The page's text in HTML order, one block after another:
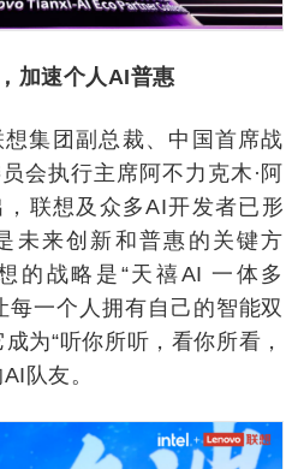
加速个人AI普惠
集团副总裁、中国首席战
会执行主席阿不力克木·阿
联想及众多AI开发者已形
未来创新和普惠的关键方
的战略是“天禧AI 一体多
每一个人拥有自己的智能双
为“听你所听，看你所看，
队友。